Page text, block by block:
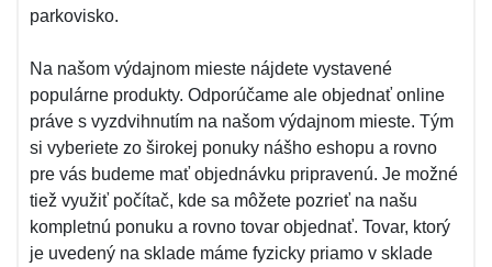
parkovisko.
Na našom výdajnom mieste nájdete vystavené
populárne produkty. Odporúčame ale objednať online
práve s vyzdvihnutím na našom výdajnom mieste. Tým
si vyberiete zo širokej ponuky nášho eshopu a rovno
pre vás budeme mať objednávku pripravenú. Je možné
tiež využiť počítač, kde sa môžete pozrieť na našu
kompletnú ponuku a rovno tovar objednať. Tovar, ktorý
je uvedený na sklade máme fyzicky priamo v sklade